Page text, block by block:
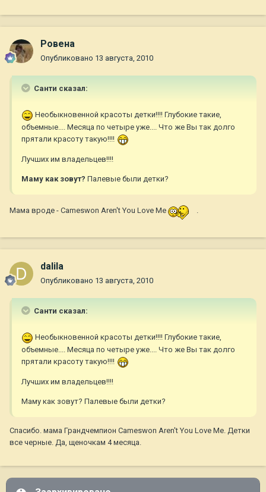
Ровена
Опубликовано 13 августа, 2010
Санти сказал:
Необыкновенной красоты детки!!!! Глубокие такие,
объемные.... Месяца по четыре уже.... Что же Вы так долго
прятали красоту такую!!!!
Лучших им владельцев!!!!
Маму как зовут? Палевые были детки?
Мама вроде - Cameswon Aren't You Love Me
dalila
Опубликовано 13 августа, 2010
Санти сказал:
Необыкновенной красоты детки!!!! Глубокие такие,
объемные.... Месяца по четыре уже.... Что же Вы так долго
прятали красоту такую!!!!
Лучших им владельцев!!!!
Маму как зовут? Палевые были детки?
Спасибо. мама Грандчемпион Cameswon Aren't You Love Me. Детки
все черные. Да, щеночкам 4 месяца.